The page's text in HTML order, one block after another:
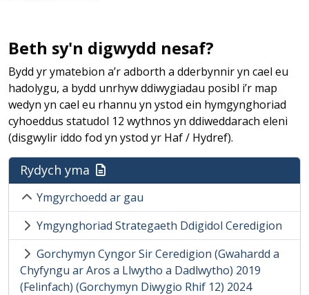
Beth sy'n digwydd nesaf?
Bydd yr ymatebion a’r adborth a dderbynnir yn cael eu
hadolygu, a bydd unrhyw ddiwygiadau posibl i’r map
wedyn yn cael eu rhannu yn ystod ein hymgynghoriad
cyhoeddus statudol 12 wythnos yn ddiweddarach eleni
(disgwylir iddo fod yn ystod yr Haf / Hydref).
Rydych yma
Ymgyrchoedd ar gau
Ymgynghoriad Strategaeth Ddigidol Ceredigion
Gorchymyn Cyngor Sir Ceredigion (Gwahardd a
Chyfyngu ar Aros a Llwytho a Dadlwytho) 2019
(Felinfach) (Gorchymyn Diwygio Rhif 12) 2024